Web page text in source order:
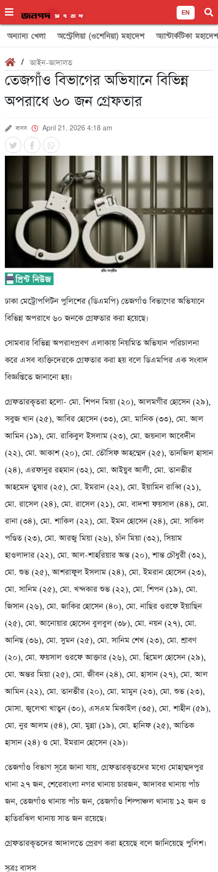
EN
অন্যান্য খেলা অস্ট্রেলিয়া (ওশেনিয়া) মহাদেশ অ্যান্টার্কটিকা মহাদেশ
/আইন-আদালত
তেজগাঁও বিভাগের অভিযানে বিভিন্ন
অপরাধে ৬০ জন গ্রেফতার
বাসস April 21, 2026 4:18 am
ঢাকা মেট্রোপলিটন পুলিশের (ডিএমপি) তেজগাঁও বিভাগের অভিযানে
বিভিন্ন অপরাধে ৬০ জনকে গ্রেফতার করা হয়েছে।
সোমবার বিভিন্ন অপরাধপ্রবণ এলাকায় নিয়মিত অভিযান পরিচালনা
করে এসব ব্যক্তিদেরকে গ্রেফতার করা হয় বলে ডিএমপির এক সংবাদ
বিজ্ঞপ্তিতে জানানো হয়।
গ্রেফতারকৃতরা হলো- মো. শিপন মিয়া (২০), আলমগীর হোসেন (২৯),
সবুজ খান (২৫), আবির হোসেন (৩৩), মো. মানিক (৩৩), মো. আল
আমিন (১৯), মো. রাকিবুল ইসলাম (২৩), মো. জয়নাল আবেদীন
(২২), মো. আকাশ (২০), মো. তৌসিফ আহম্মেদ (২৫), তানজিল হাসান
(২৪), এরফানুর রহমান (৩২), মো. আইয়ুব আলী, মো. তানভীর
আহমেদ তুষার (২৫), মো. ইমরান (২২), মো. ইয়ামিন রাব্বি (২১),
মো. রাসেল (২৪), মো. রাসেল (২১), মো. বাদশা ফয়সাল (৪৪), মো.
রানা (৩৪), মো. শাকিল (২২), মো. ইমন হোসেন (২৪), মো. সাকিল
পণ্ডিত (২৩), মো. আরজু মিয়া (২৬), চাঁন মিয়া (৩২), সিয়াম
হাওলাদার (২২), মো. আল-শাহরিয়ার অন্ত (২০), শান্ত চৌধুরী (৩২),
মো. শুভ (২৫), আশরাফুল ইসলাম (২৪), মো. ইমরান হোসেন (২৩),
মো. সানিম (২৫), মো. খন্দকার শুভ (২২), মো. শিপন (১৯), মো.
জিসান (২৬), মো. জাকির হোসেন (৪০), মো. নাছির ওরফে ইয়াছিন
(২৫), মো. আনোয়ার হোসেন বুলবুল (৩৮), মো. নয়ন (২৭), মো.
আনিছ (৩৬), মো. সুমন (২৫), মো. সানিম শেখ (২৩), মো. শ্রাবণ
(২০), মো. ফয়সাল ওরফে আক্তার (২৬), মো. হিমেল হোসেন (২৯),
মো. অন্তর মিয়া (২৫), মো. জীবন (২৪), মো. হাসান (২৭), মো. আল
আমিন (২২), মো. তানভীর (২০), মো. মামুন (২৩), মো. শুভ (২৩),
মোসা. জুলেখা খাতুন (৩০), এসএম মিকাইল (৩৫), মো. শাহীন (৫৯),
মো. নুর আলম (৫৪), মো. মুন্না (১৯), মো. হানিফ (২৫), আতিক
হাসান (২৪) ও মো. ইমরান হোসেন (২৯)।
তেজগাঁও বিভাগ সূত্রে জানা যায়, গ্রেফতারকৃতদের মধ্যে মোহাম্মদপুর
থানা ২৭ জন, শেরেবাংলা নগর থানায় চারজন, আদাবর থানায় পাঁচ
জন, তেজগাঁও থানায় পাঁচ জন, তেজগাঁও শিল্পাঞ্চল থানায় ১২ জন ও
হাতিরঝিল থানায় সাত জন রয়েছে।
গ্রেফতারকৃতদের আদালতে প্রেরণ করা হয়েছে বলে জানিয়েছে পুলিশ।
সূত্রঃ বাসস